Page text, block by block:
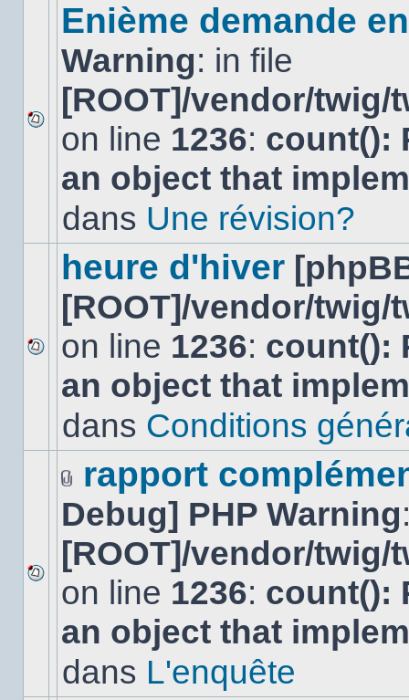
Aucun
nouveau
message
non-
dans
sujet.
Enième demande
Warning: in file
[ROOT]/vendor/
on line 1236: count():
an object that
dans Une révision?
Aucun
nouveau
message
sujet.
heure d'hiver
[ROOT]/vendor/
on line 1236: count():
an object that
dans Conditions
Aucun
nouveau
message
non-
dans
Fichier(s)
joint(s)
rapport
Debug] PHP Warning
[ROOT]/vendor/
on line 1236: count():
an object that
dans L'enquête